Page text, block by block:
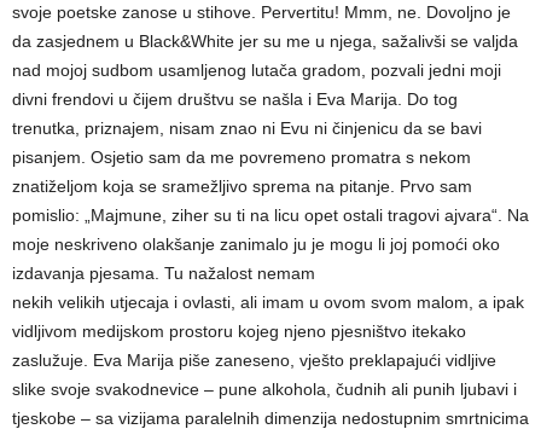
svoje poetske zanose u stihove. Pervertitu! Mmm, ne. Dovoljno je
da zasjednem u Black&White jer su me u njega, sažalivši se valjda
nad mojoj sudbom usamljenog lutača gradom, pozvali jedni moji
divni frendovi u čijem društvu se našla i Eva Marija. Do tog
trenutka, priznajem, nisam znao ni Evu ni činjenicu da se bavi
pisanjem. Osjetio sam da me povremeno promatra s nekom
znatiželjom koja se sramežljivo sprema na pitanje. Prvo sam
pomislio: „Majmune, ziher su ti na licu opet ostali tragovi ajvara“. Na
moje neskriveno olakšanje zanimalo ju je mogu li joj pomoći oko
izdavanja pjesama. Tu nažalost nemam
nekih velikih utjecaja i ovlasti, ali imam u ovom svom malom, a ipak
vidljivom medijskom prostoru kojeg njeno pjesništvo itekako
zaslužuje. Eva Marija piše zaneseno, vješto preklapajući vidljive
slike svoje svakodnevice – pune alkohola, čudnih ali punih ljubavi i
tjeskobe – sa vizijama paralelnih dimenzija nedostupnim smrtnicima